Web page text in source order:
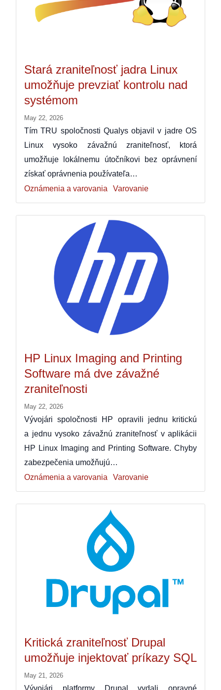
Stará zraniteľnosť jadra Linux
umožňuje prevziať kontrolu nad
systémom
May 22, 2026
Tím TRU spoločnosti Qualys objavil v jadre OS
Linux vysoko závažnú zraniteľnosť, ktorá
umožňuje lokálnemu útočníkovi bez oprávnení
získať oprávnenia používateľa…
Oznámenia a varovania
Varovanie
HP Linux Imaging and Printing
Software má dve závažné
zraniteľnosti
May 22, 2026
Vývojári spoločnosti HP opravili jednu kritickú
a jednu vysoko závažnú zraniteľnosť v aplikácii
HP Linux Imaging and Printing Software. Chyby
zabezpečenia umožňujú…
Oznámenia a varovania
Varovanie
Kritická zraniteľnosť Drupal
umožňuje injektovať príkazy SQL
May 21, 2026
Vývojári platformy Drupal vydali opravné